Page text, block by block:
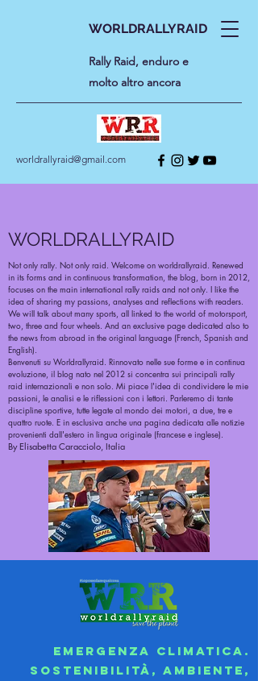
WORLDRALLYRAID
Rally Raid, enduro e
molto altro ancora
worldrallyraid@gmail.com
WORLDRALLYRAID
Not only rally. Not only raid. Welcome on worldrallyraid. Renewed
in its forms and in continuous transformation, the blog, born in 2012,
focuses on the main international rally raids and not only. I like the
idea of sharing my passions, analyses and reflections with readers.
We will talk about many sports, all linked to the world of motorsport,
two, three and four wheels. And an exclusive page dedicated also to
the news from abroad in the original language (French, Spanish and
English).
Benvenuti su Worldrallyraid. Rinnovato nelle sue forme e in continua
evoluzione, il blog nato nel 2012 si concentra sui principali rally
raid internazionali e non solo. Mi piace l'idea di condividere le mie
passioni, le analisi e le riflessioni con i lettori. Parleremo di tante
discipline sportive, tutte legate al mondo dei motori, a due, tre e
quattro ruote. E in esclusiva anche una pagina dedicata alle notizie
provenienti dall'estero in lingua originale (francese e inglese).
By Elisabetta Caracciolo, Italia
Emergenza climatica.
Sostenibilità, ambiente,